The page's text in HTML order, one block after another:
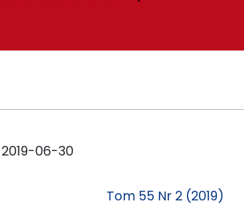
2019-06-30
Tom 55 Nr 2 (2019)